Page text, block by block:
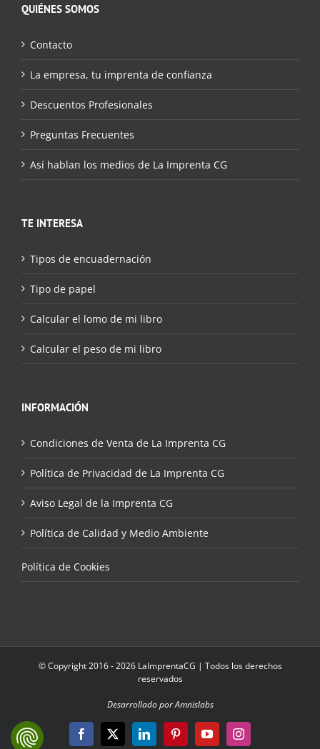
QUIÉNES SOMOS
Contacto
La empresa, tu imprenta de confianza
Descuentos Profesionales
Preguntas Frecuentes
Así hablan los medios de La Imprenta CG
TE INTERESA
Tipos de encuadernación
Tipo de papel
Calcular el lomo de mi libro
Calcular el peso de mi libro
INFORMACIÓN
Condiciones de Venta de La Imprenta CG
Política de Privacidad de La Imprenta CG
Aviso Legal de la Imprenta CG
Política de Calidad y Medio Ambiente
Política de Cookies
© Copyright 2016 - 2026 LaImprentaCG | Todos los derechos
reservados
Desarrollado por Amnislabs
Facebook
X LinkedInPinterestYouTubeInstagram